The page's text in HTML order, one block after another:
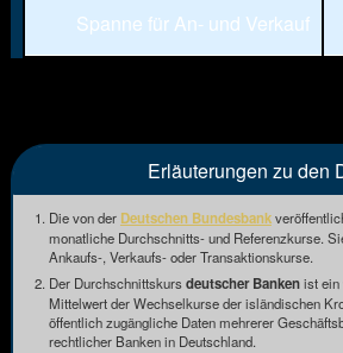
Spanne für An- und Verkauf
Erläuterungen zu den
Die von der Deutschen Bundesbank
monatliche Durchschnitts- und Referenzkurse.
Ankaufs-, Verkaufs- oder Transaktionskurse.
Der Durchschnittskursdeutscher Bankenist ein
Mittelwert der Wechselkurse der isländischen
öffentlich zugängliche Daten mehrerer
rechtlicher Banken in Deutschland.